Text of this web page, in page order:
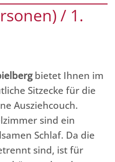
/ 1.
bietet Ihnen im
Sitzecke für die
Ausziehcouch.
sind ein
Schlaf. Da die
sind, ist für